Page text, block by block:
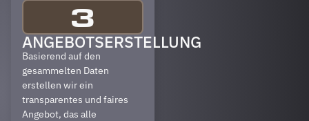
3
ANGEBOTSERSTELLUNG
Basierend auf den
gesammelten Daten
erstellen wir ein
transparentes und faires
Angebot, das alle